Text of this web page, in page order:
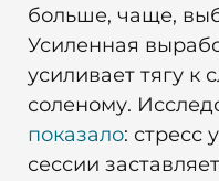
больше, чаще,
Усиленная
усиливает тягу к
соленому.
показало: стресс
сессии